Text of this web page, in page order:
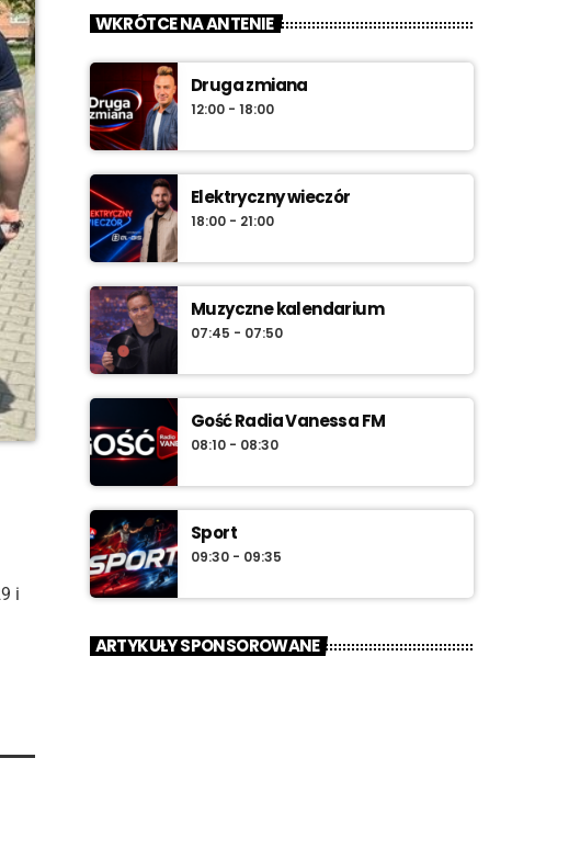
i
Od świtu do południa
„Od świtu do południa” – poranny program
Radia Vanessa od poniedziałku do soboty w
godz. 6:00–12:00. Jakub Koniński serwuje
wydarzeń i najlepszą muzykę, która
towarzyszy od pierwszych chwil dnia aż do
południa.
WKRÓTCE NA ANTENIE
Druga zmiana
12:00 - 18:00
Elektryczny wieczór
18:00 - 21:00
Muzyczne kalendarium
07:45 - 07:50
Gość Radia Vanessa FM
08:10 - 08:30
Sport
09:30 - 09:35
ARTYKUŁY SPONSOROWANE